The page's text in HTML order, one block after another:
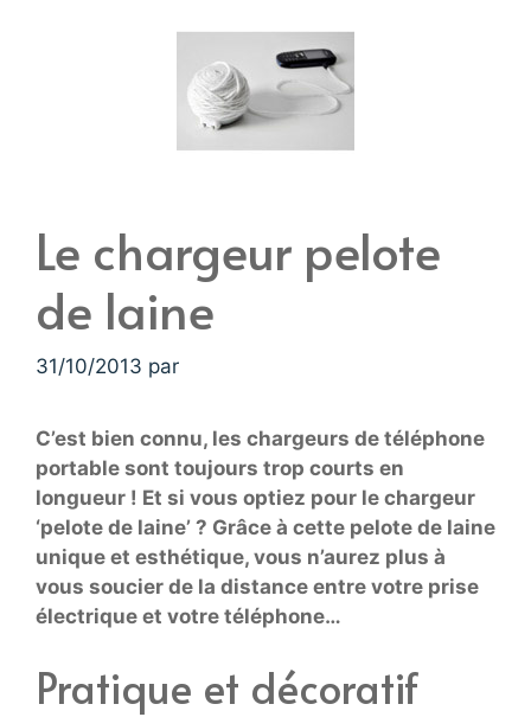
Le chargeur pelote
de laine
31/10/2013 par
C’est bien connu, les chargeurs de téléphone
portable sont toujours trop courts en
longueur ! Et si vous optiez pour le chargeur
‘pelote de laine’ ? Grâce à cette pelote de laine
unique et esthétique, vous n’aurez plus à
vous soucier de la distance entre votre prise
électrique et votre téléphone…
Pratique et décoratif